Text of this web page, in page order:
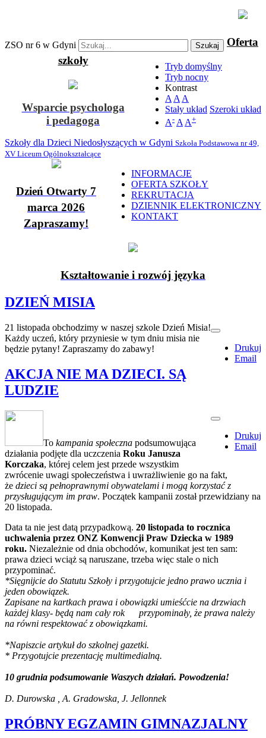
ZSO nr 6 w Gdyni Szukaj
Tryb domyślny
Tryb nocny
Kontrast
A A A
Stały układ Szeroki układ
A- A A+
Szkoły dla Dzieci Niedosłyszących w Gdyni Szkoła Podstawowa nr 49,
XV Liceum Ogólnokształcące
INFORMACJE
OFERTA SZKOŁY
REKRUTACJA
DZIENNIK ELEKTRONICZNY
KONTAKT
Oferta
szkoły
Wsparcie psychologa
i pedagoga
Dzień Otwarty 7
marca 2026
Zapraszamy!
Kształtowanie i rozwój języka
DZIEŃ MISIA
Drukuj
Email
21 listopada obchodzimy w naszej szkole Dzień Misia!
Każdy uczeń, który przyniesie w tym dniu misia nie
będzie pytany! Zapraszamy do zabawy!
AKCJA NIE MA DZIECI. SĄ
LUDZIE
Drukuj
Email
To kampania społeczna podsumowująca
działania podjęte dla uczczenia Roku Janusza
Korczaka, której celem jest przede wszystkim
zwrócenie uwagi społeczeństwa i uwrażliwienie go na fakt,
że dzieci są pełnoprawnymi obywatelami i mogą korzystać z
przysługującym im praw. Początek kampanii został przewidziany na
20 listopada.
Data ta nie jest datą przypadkową. 20 listopada to rocznica
uchwalenia przez ONZ Konwencji Praw Dziecka w 1989
roku. Niezależnie od dnia obchodów, komunikat jest ten sam:
prawa dzieci wciąż są naruszane, trzeba więc stale o nich
przypominać.
*Sięgnijcie do Statutu Szkoły i przygotujcie jedno prawo ucznia i
jeden obowiązek.
Zapisane na kartkach prawa i obowiązki umieśćcie na drzwiach
każdej klasy- będą nam cały rok przypominały, że prawa należy
na równi respektować z obowiązkami.
*Napiszcie artykuł do szkolnej gazetki.
* Przygotujcie prezentację multimedialną.
10 grudnia podsumowanie Waszych działań. Powodzenia!
D. Durowska , A. Gradowska, J. Jellonnek
PRÓBNY EGZAMIN GIMNAZJALNY